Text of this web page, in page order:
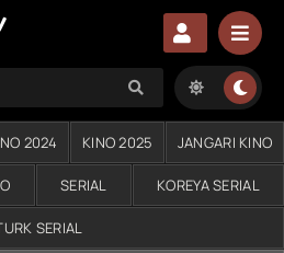
2024 KINO 2025 JANGARI KINO
SERIAL KOREYA SERIAL
SERIAL